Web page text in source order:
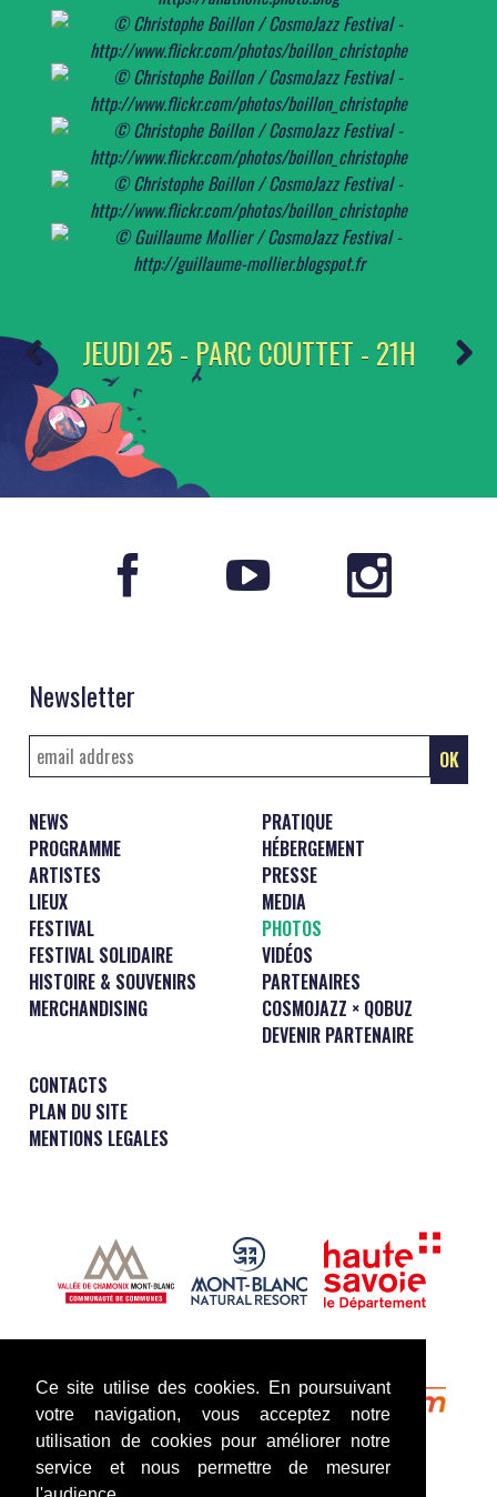
Ce site utilise des cookies. En poursuivant
votre navigation, vous acceptez notre
utilisation de cookies pour améliorer notre
service et nous permettre de mesurer
JEUDI 25 - PARC COUTTET - 21H
Newsletter
NEWS
PROGRAMME
ARTISTES
LIEUX
FESTIVAL
FESTIVAL SOLIDAIRE
HISTOIRE & SOUVENIRS
MERCHANDISING
PRATIQUE
HÉBERGEMENT
PRESSE
MEDIA
PHOTOS
VIDÉOS
PARTENAIRES
COSMOJAZZ × QOBUZ
DEVENIR PARTENAIRE
CONTACTS
PLAN DU SITE
MENTIONS LEGALES